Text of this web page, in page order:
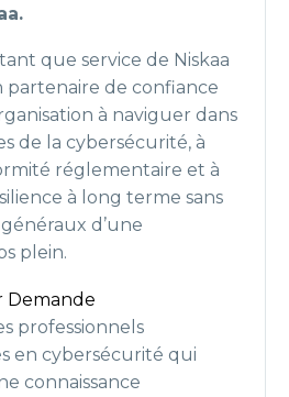
que service de Niskaa
partenaire de confiance
à naviguer dans
de la cybersécurité, à
réglementaire et à
à long terme sans
d’une
plein.
Demande
professionnels
en cybersécurité qui
connaissance